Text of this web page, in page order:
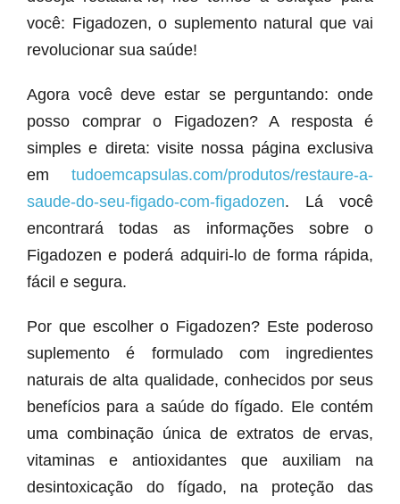
você: Figadozen, o suplemento natural que vai
revolucionar sua saúde!
Agora você deve estar se perguntando: onde
posso comprar o Figadozen? A resposta é
simples e direta: visite nossa página exclusiva
em tudoemcapsulas.com/produtos/restaure-a-
saude-do-seu-figado-com-figadozen. Lá você
encontrará todas as informações sobre o
Figadozen e poderá adquiri-lo de forma rápida,
fácil e segura.
Por que escolher o Figadozen? Este poderoso
suplemento é formulado com ingredientes
naturais de alta qualidade, conhecidos por seus
benefícios para a saúde do fígado. Ele contém
uma combinação única de extratos de ervas,
vitaminas e antioxidantes que auxiliam na
desintoxicação do fígado, na proteção das